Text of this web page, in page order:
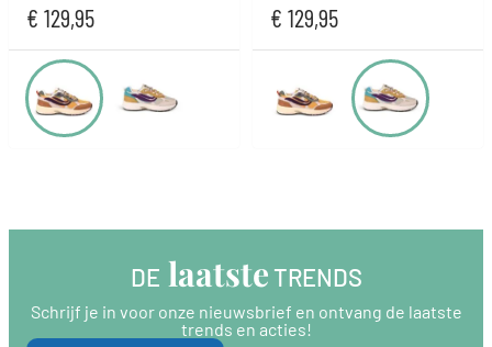
€ 129,95 € 129,95
DE laatste TRENDS
Schrijf je in voor onze nieuwsbrief en ontvang de laatste
trends en acties!